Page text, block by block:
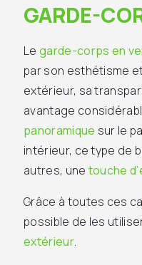
GARDE-
Le garde-corps en
par son esthétisme
extérieur, sa
avantage
panoramique sur le
intérieur, ce type de
autres, une touche
Grâce à toutes ces
possible de les
extérieur.